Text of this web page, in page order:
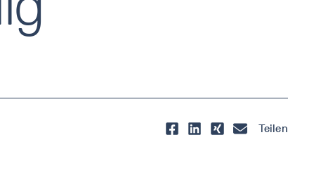
Teilen